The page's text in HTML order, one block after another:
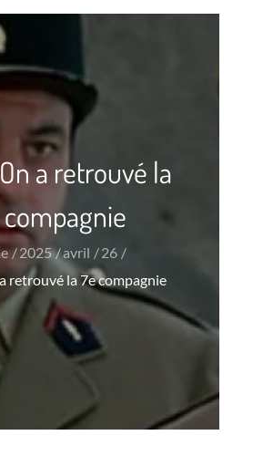
a retrouvé la
2025 avril
26
retrouvé la 7e compagnie